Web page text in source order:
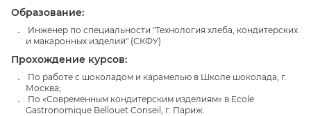
Образование:
Инженер по специальности "Технология хлеба, кондитерских
и макаронных изделий" (СКФУ)
Прохождение курсов:
По работе с шоколадом и карамелью в Школе шоколада, г.
Москва;
По «Современным кондитерским изделиям» в Ecole
Gastronomique Bellouet Conseil, г. Париж.